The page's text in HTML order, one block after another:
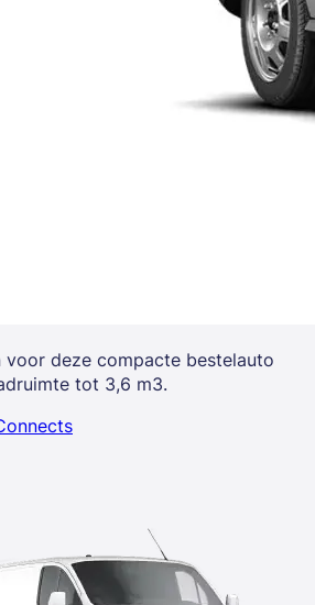
voor deze compacte bestelauto
tot 3,6 m3.